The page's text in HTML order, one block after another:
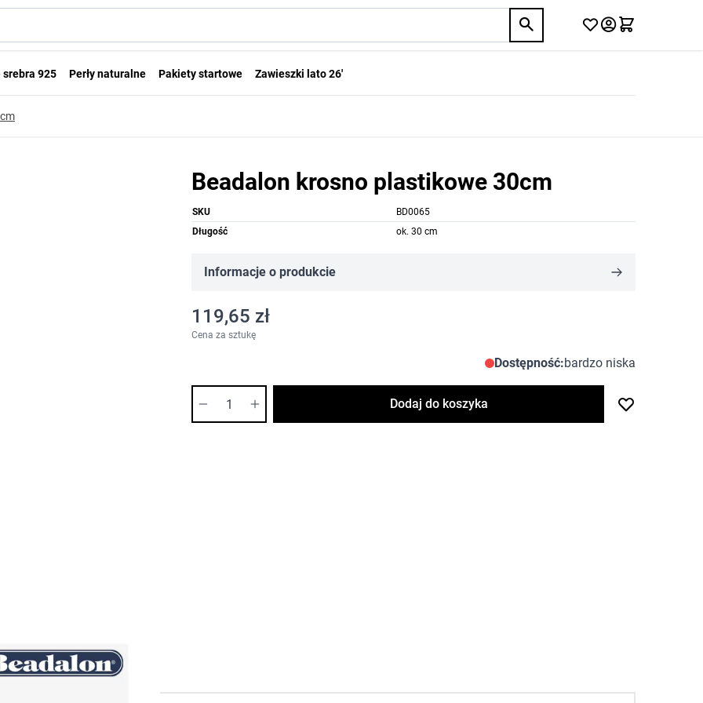
srebra 925 Perły naturalne Pakiety startowe Zawieszki lato 26'
Beadalon krosno plastikowe 30cm
SKU
BD0065
Długość
ok. 30 cm
Informacje o produkcie
119,65 zł
Cena za sztukę
Dostępność:bardzo niska
Dodaj do koszyka